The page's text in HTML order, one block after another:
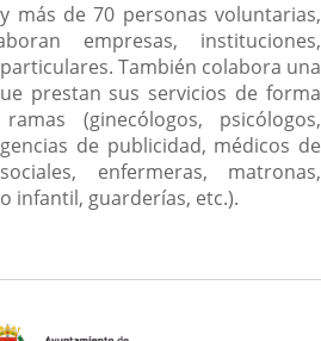
más de 70 personas voluntarias,
empresas, instituciones,
También colabora una
prestan sus servicios de forma
(ginecólogos, psicólogos,
de publicidad, médicos de
enfermeras, matronas,
infantil, guarderías, etc.).